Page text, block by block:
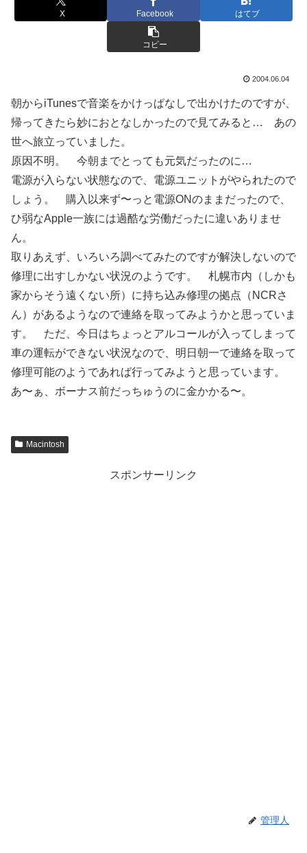
X Facebook はてブ
コピー
2004.06.04
朝からiTunesで音楽をかけっぱなしで出かけたのですが、
帰ってきたら妙におとなしかったので見てみると… あの
世へ旅立っていました。
原因不明。 今朝までとっても元気だったのに…
電源が入らない状態なので、電源ユニットがやられたので
しょう。 購入以来ず〜っと電源ONのままだったので、
ひ弱なApple一族には過酷な労働だったに違いありませ
ん。
取りあえず、いろいろ調べてみたのですが解決しないので
修理に出すしかない状況のようです。 札幌市内（しかも
家からそう遠くない所）に持ち込み修理の拠点（NCRさ
ん）があるようなので連絡を取ってみようかと思っていま
す。 ただ、今日はちょっとアルコールが入ってしまって
車の運転ができない状況なので、明日朝一で連絡を取って
修理可能のようであれば行ってみようと思っています。
あ〜ぁ、ボーナス前だっちゅうのに金かかる〜。
Macintosh
スポンサーリンク
管理人